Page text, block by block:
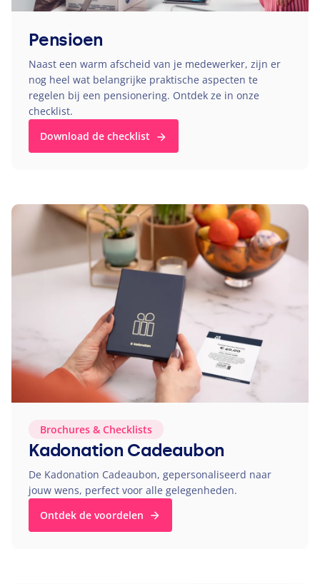
Pensioen
Naast een warm afscheid van je medewerker, zijn er
nog heel wat belangrijke praktische aspecten te
regelen bij een pensionering. Ontdek ze in onze
checklist.
Download de checklist
Brochures & Checklists
Kadonation Cadeaubon
De Kadonation Cadeaubon, gepersonaliseerd naar
jouw wens, perfect voor alle gelegenheden.
Ontdek de voordelen